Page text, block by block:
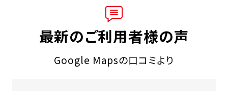
最新のご利用者様の声
Google Mapsの口コミより